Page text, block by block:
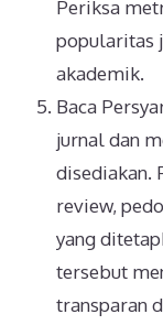
Periksa
popularitas
akademik.
Baca
jurnal dan
disediakan.
review,
yang
tersebut
transparan